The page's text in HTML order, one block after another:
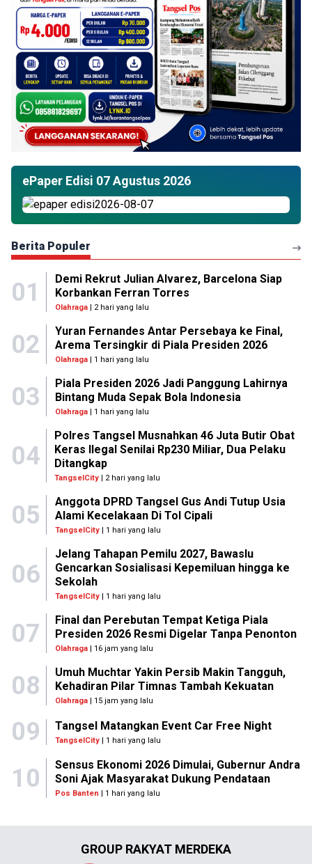
ePaper Edisi 07 Agustus 2026
Berita Populer
01
Demi Rekrut Julian Alvarez, Barcelona Siap
Korbankan Ferran Torres
Olahraga| 2 hari yang lalu
02
Yuran Fernandes Antar Persebaya ke Final,
Arema Tersingkir di Piala Presiden 2026
Olahraga| 1 hari yang lalu
03
Piala Presiden 2026 Jadi Panggung Lahirnya
Bintang Muda Sepak Bola Indonesia
Olahraga| 1 hari yang lalu
04
Polres Tangsel Musnahkan 46 Juta Butir Obat
Keras Ilegal Senilai Rp230 Miliar, Dua Pelaku
Ditangkap
TangselCity | 2 hari yang lalu
05
Anggota DPRD Tangsel Gus Andi Tutup Usia
Alami Kecelakaan Di Tol Cipali
TangselCity| 1 hari yang lalu
06
Jelang Tahapan Pemilu 2027, Bawaslu
Gencarkan Sosialisasi Kepemiluan hingga ke
Sekolah
TangselCity| 1 hari yang lalu
07
Final dan Perebutan Tempat Ketiga Piala
Presiden 2026 Resmi Digelar Tanpa Penonton
Olahraga| 16 jam yang lalu
08
Umuh Muchtar Yakin Persib Makin Tangguh,
Kehadiran Pilar Timnas Tambah Kekuatan
Olahraga| 15 jam yang lalu
09 Tangsel Matangkan Event Car Free Night
TangselCity | 1 hari yang lalu
10
Sensus Ekonomi 2026 Dimulai, Gubernur Andra
Soni Ajak Masyarakat Dukung Pendataan
Pos Banten | 1 hari yang lalu
GROUP RAKYAT MERDEKA